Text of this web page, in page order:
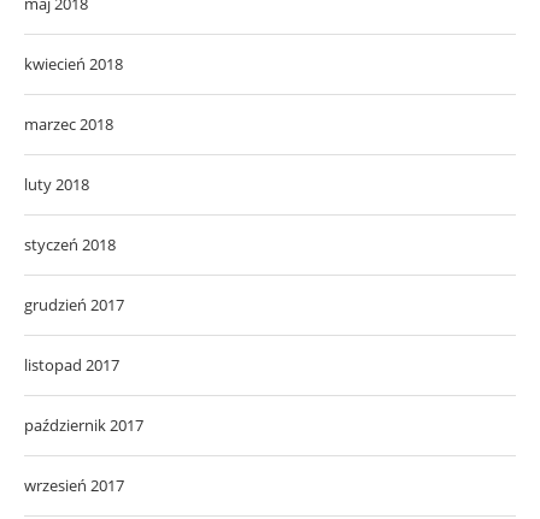
kwiecień 2018
marzec 2018
luty 2018
styczeń 2018
grudzień 2017
listopad 2017
październik 2017
wrzesień 2017